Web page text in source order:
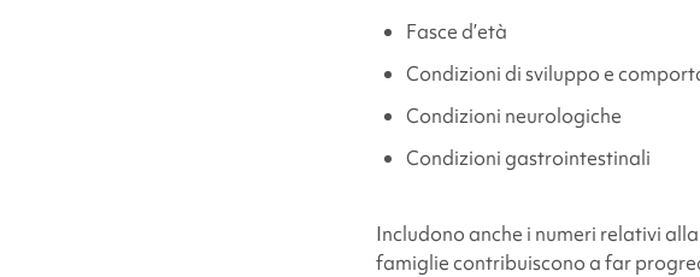
Fasce d’età
Condizioni di sviluppo e
Condizioni neurologiche
Condizioni gastrointestinali
Includono anche i numeri relativi
famiglie contribuiscono a far